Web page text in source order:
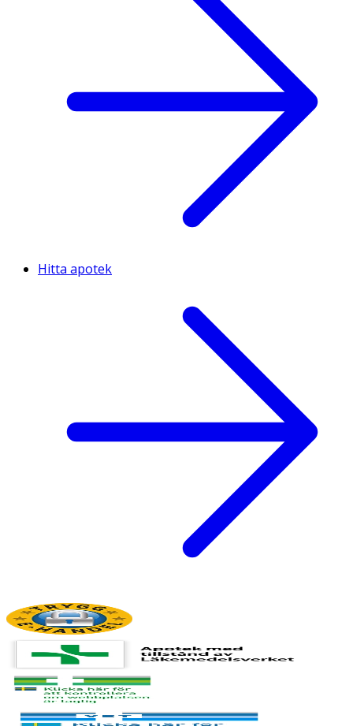
Hitta apotek